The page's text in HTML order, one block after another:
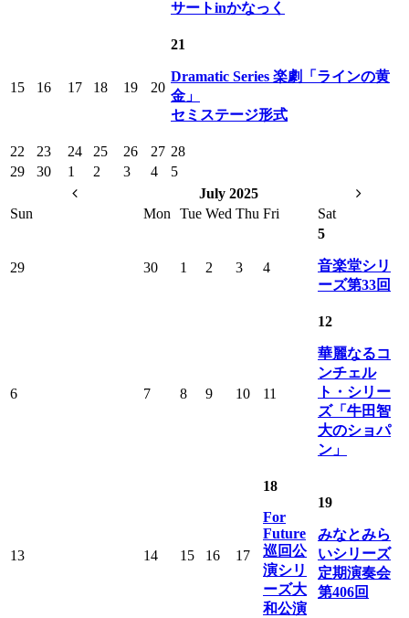
サートinかなっく
15 16 17 18 19 20
21
Dramatic Series 楽劇「ラインの黄
金」
セミステージ形式
22 23 24 25 26 27 28
29
30 1 2 3 4
5
July 2025
Sun
Mon Tue Wed Thu Fri Sat
29 30 1 2 3 4
5
音楽堂シリ
ーズ第33回
6 7 8 9 10 11
12
華麗なるコ
ンチェル
ト・シリー
ズ「牛田智
大のショパ
ン」
13 14 15 16 17
18
For
Future
巡回公
演シリ
ーズ大
和公演
19
みなとみら
いシリーズ
定期演奏会
第406回